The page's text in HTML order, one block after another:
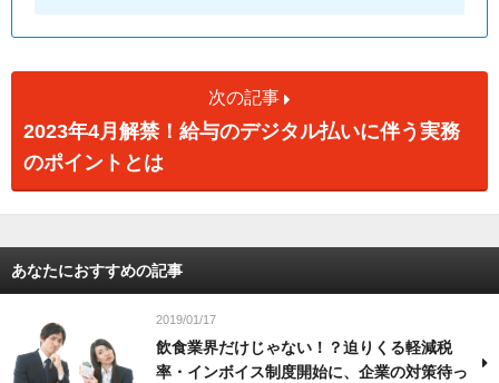
次の記事
2023年4月解禁！給与のデジタル払いに伴う実務
のポイントとは
あなたにおすすめの記事
2019/01/17
飲食業界だけじゃない！？迫りくる軽減税
率・インボイス制度開始に、企業の対策待っ